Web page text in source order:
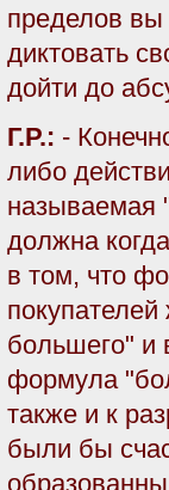
пределов вы
диктовать
дойти до
Г.Р.: -
либо
называемая
должна
в том, что
большего" и
формула
также и к
были бы